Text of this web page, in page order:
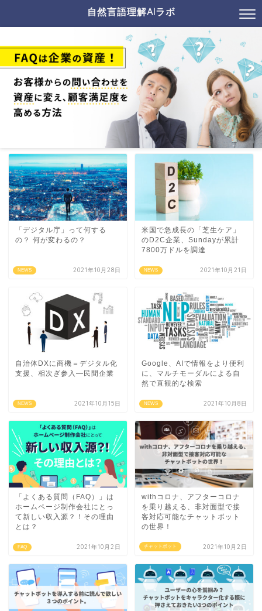
自然言語理解AIラボ
NEWS
「デジタル庁」って何する
の？ 何が変わるの？
2021年10月28日 NEWS
米国で急成長の「芝生ケア」
のD2C企業、Sundayが累計
7800万ドルを調達
2021年10月21日
NEWS
自治体DXに商機＝デジタル化
支援、相次ぎ参入―民間企業
2021年10月15日 NEWS
Google、AIで情報をより便利
に、マルチモーダルによる自
然で直観的な検索
2021年10月8日
FAQ
「よくある質問（FAQ）」は
ホームページ制作会社にとっ
て新しい収入源？！その理由
とは？
2021年10月2日 チャットボット
withコロナ、アフターコロナ
を乗り越える、非対面型で接
客対応可能なチャットボット
の世界！
2021年10月2日